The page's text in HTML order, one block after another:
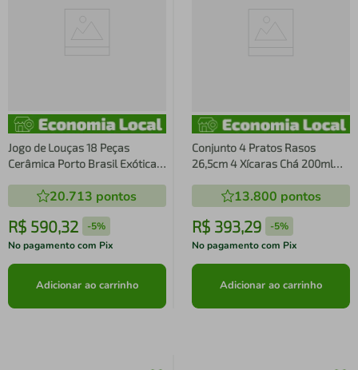
Jogo de Louças 18 Peças
Cerâmica Porto Brasil Exótica
20.713 pontos
R$ 590,32 -5%
No pagamento com Pix
Adicionar ao carrinho
Conjunto 4 Pratos Rasos
26,5cm 4 Xícaras Chá 200ml
13.800 pontos
R$ 393,29 -5%
No pagamento com Pix
Adicionar ao carrinho